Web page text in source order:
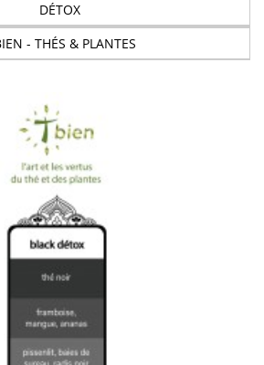
DÉTOX
- THÉS & PLANTES